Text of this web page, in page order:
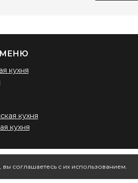
кухня
кухня
кухня
соглашаетесь с их использованием.